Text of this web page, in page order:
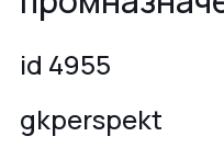
id 4955
gkperspekt